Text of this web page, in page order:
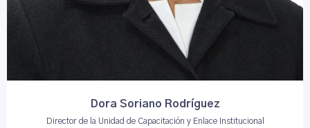
Dora Soriano Rodríguez
Director de la Unidad de Capacitación y Enlace Institucional